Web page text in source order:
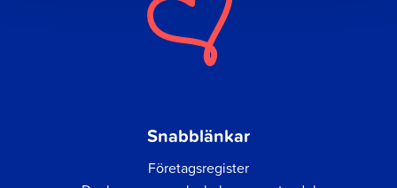
Snabblänkar
Företagsregister